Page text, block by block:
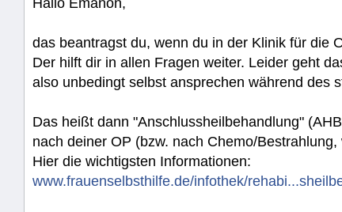
Hallo Emanon,
das beantragst du, wenn du in der Klinik für die
Der hilft dir in allen Fragen weiter. Leider geht
also unbedingt selbst ansprechen während des
Das heißt dann "Anschlussheilbehandlung"
nach deiner OP (bzw. nach Chemo/
Hier die wichtigsten Informationen:
www.frauenselbsthilfe.de/infothek/